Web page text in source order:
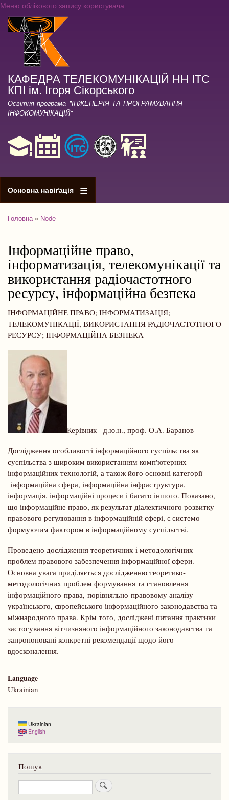
Перейти
Меню облікового запису користувача
КАФЕДРА ТЕЛЕКОМУНІКАЦІЙ НН ІТС
КПІ ім. Ігоря Сікорського
Освітня програма "ІНЖЕНЕРІЯ ТА ПРОГРАМУВАННЯ
ІНФОКОМУНІКАЦІЙ"
Основна навіґація
Рядок
Головна Node
Інформаційне право,
інформатизація, телекомунікації та
використання радіочастотного
ресурсу, інформаційна безпека
ІНФОРМАЦІЙНЕ ПРАВО; ІНФОРМАТИЗАЦІЯ;
ТЕЛЕКОМУНІКАЦІЇ, ВИКОРИСТАННЯ РАДІОЧАСТОТНОГО
РЕСУРСУ; ІНФОРМАЦІЙНА БЕЗПЕКА
Керівник - д.ю.н., проф. О.А. Баранов
Дослідження особливості інформаційного суспільства як
суспільства з широким використанням комп'ютерних
інформаційних технологій, а також його основні категорії –
інформаційна сфера, інформаційна інфраструктура,
інформація, інформаційні процеси і багато іншого. Показано,
що інформаційне право, як результат діалектичного розвитку
правового регулювання в інформаційній сфері, є системо
формуючим фактором в інформаційному суспільстві.
Проведено дослідження теоретичних і методологічних
проблем правового забезпечення інформаційної сфери.
Основна увага приділяється дослідженню теоретико-
методологічних проблем формування та становлення
інформаційного права, порівняльно-правовому аналізу
українського, європейського інформаційного законодавства та
міжнародного права. Крім того, досліджені питання практики
застосування вітчизняного інформаційного законодавства та
запропоновані конкретні рекомендації щодо його
вдосконалення.
Language
Ukrainian
Ukrainian
English
Пошук
Пошук